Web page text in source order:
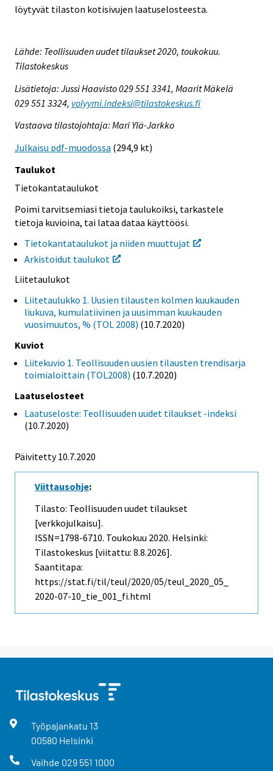
löytyvät tilaston kotisivujen laatuselosteesta.
Lähde: Teollisuuden uudet tilaukset 2020, toukokuu.
Tilastokeskus
Lisätietoja: Jussi Haavisto 029 551 3341, Maarit Mäkelä
029 551 3324, volyymi.indeksi@tilastokeskus.fi
Vastaava tilastojohtaja: Mari Ylä-Jarkko
Julkaisu pdf-muodossa (294,9 kt)
Taulukot
Tietokantataulukot
Poimi tarvitsemiasi tietoja taulukoiksi, tarkastele
tietoja kuvioina, tai lataa dataa käyttöösi.
Tietokantataulukot ja niiden muuttujat
Arkistoidut taulukot
Liitetaulukot
Liitetaulukko 1. Uusien tilausten kolmen kuukauden
liukuva, kumulatiivinen ja uusimman kuukauden
vuosimuutos, % (TOL 2008) (10.7.2020)
Kuviot
Liitekuvio 1. Teollisuuden uusien tilausten trendisarja
toimialoittain (TOL2008) (10.7.2020)
Laatuselosteet
Laatuseloste: Teollisuuden uudet tilaukset -indeksi
(10.7.2020)
Päivitetty 10.7.2020
Viittausohje:
Tilasto: Teollisuuden uudet tilaukset
[verkkojulkaisu].
ISSN=1798-6710. Toukokuu 2020. Helsinki:
Tilastokeskus [viitattu: 8.8.2026].
Saantitapa:
https://stat.fi/til/teul/2020/05/teul_2020_05_
2020-07-10_tie_001_fi.html
Työpajankatu 13
00580 Helsinki
Vaihde 029 551 1000